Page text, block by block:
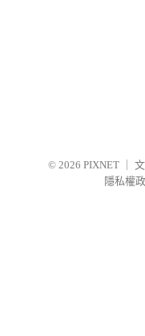
© 2026 PIXNET
隱私權